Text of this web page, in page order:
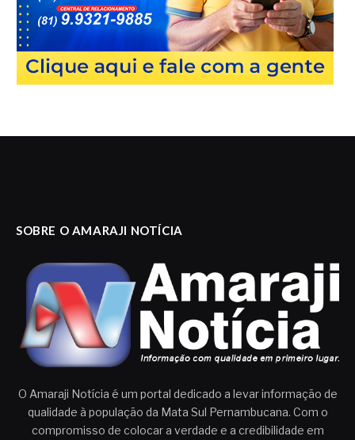
SOBRE O AMARAJI NOTÍCIA
O Amaraji Notícia é um portal dedicado a levar informação de
qualidade à população da Mata Sul Pernambucana. Com o
compromisso de colocar a verdade e a credibilidade em